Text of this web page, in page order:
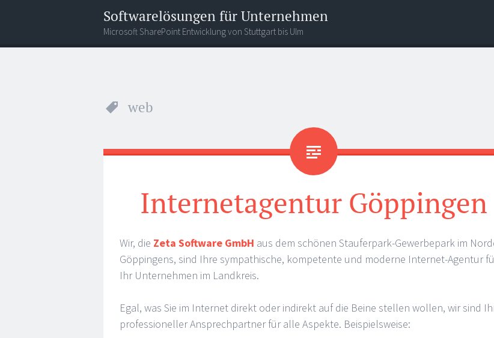
Softwarelösungen für Unternehmen
Microsoft SharePoint Entwicklung von Stuttgart bis Ulm
Menu
Search
web
Internetagentur Göppingen
Wir, die Zeta Software GmbH aus dem schönen Stauferpark-Gewerbepark im
Göppingens, sind Ihre sympathische, kompetente und moderne Internet-Agentur
Ihr Unternehmen im Landkreis.
Egal, was Sie im Internet direkt oder indirekt auf die Beine stellen wollen, wir sind
professioneller Ansprechpartner für alle Aspekte. Beispielsweise: